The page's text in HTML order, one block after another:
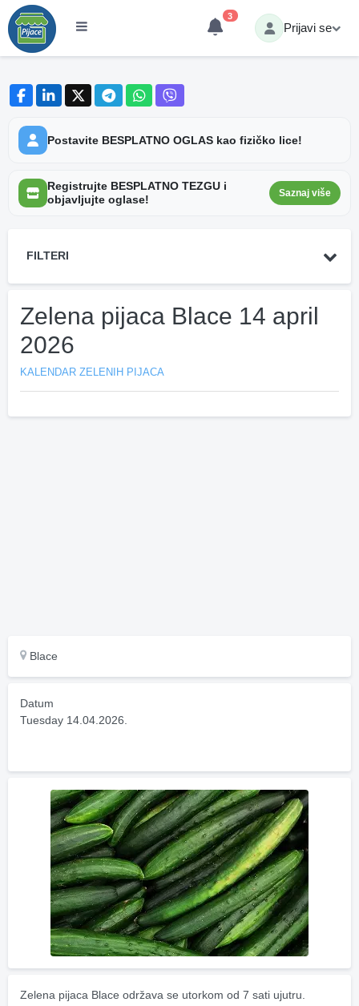
3
Prijavi se
Postavite BESPLATNO OGLAS kao fizičko lice!
Registrujte BESPLATNO TEZGU i
objavljujte oglase!
Saznaj više
FILTERI
Zelena pijaca Blace 14 april
2026
KALENDAR ZELENIH PIJACA
Blace
Datum
Tuesday 14.04.2026.
Zelena pijaca Blace održava se utorkom od 7 sati ujutru.